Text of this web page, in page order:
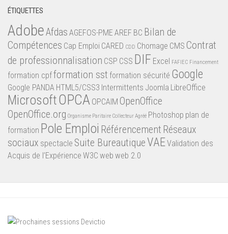
ÉTIQUETTES
AdobeAfdas AGEFOS-PME AREF BC Bilan de
Compétences Cap Emploi CARED CDD Chomage CMS Contrat
de professionnalisation CSP CSS DIF Excel FAFIEC Financement
formation cpfformation sst formation sécurité Google
Google PANDA HTML5/CSS3 Intermittents Joomla LibreOffice
MicrosoftOPCA OPCAIM OpenOffice
OpenOffice.org Organisme Paritaire Collecteur Agréé Photoshop plan de
formation Pole Emploi Référencement Réseaux
sociaux spectacle Suite BureautiqueVAEValidation des
Acquis de l’Expérience W3C web web 2.0